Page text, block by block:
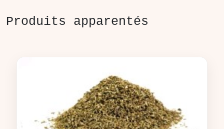
Produits apparentés